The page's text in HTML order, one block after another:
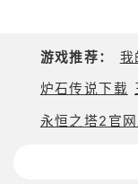
游戏推荐： 我
炉石传说下载
永恒之塔2官